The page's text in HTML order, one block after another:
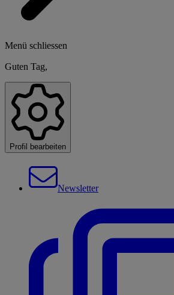
Menü schliessen
Guten Tag,
Profil bearbeiten
Newsletter